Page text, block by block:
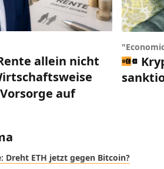
allein nicht
auf
Dreht ETH jetzt gegen Bitcoin?